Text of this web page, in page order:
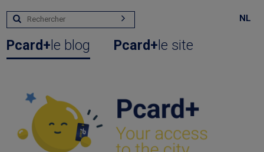
Pcard+ le blog Pcard+ le site
NL